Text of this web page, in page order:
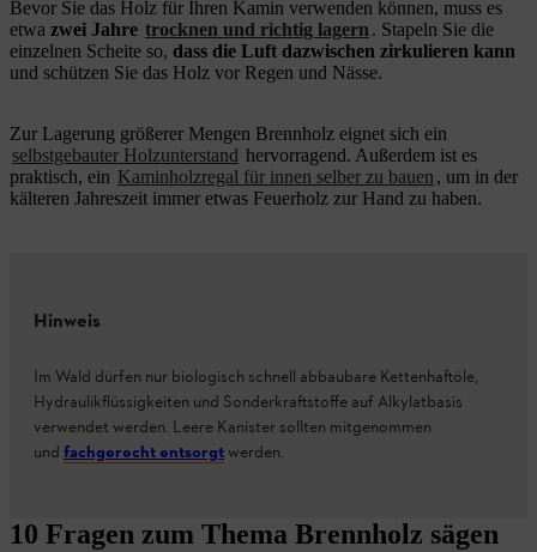
Bevor Sie das Holz für Ihren Kamin verwenden können, muss es
etwa zwei Jahre trocknen und richtig lagern . Stapeln Sie die
einzelnen Scheite so, dass die Luft dazwischen zirkulieren kann
und schützen Sie das Holz vor Regen und Nässe.
Zur Lagerung größerer Mengen Brennholz eignet sich ein
selbstgebauter Holzunterstand hervorragend. Außerdem ist es
praktisch, ein Kaminholzregal für innen selber zu bauen , um in der
kälteren Jahreszeit immer etwas Feuerholz zur Hand zu haben.
Hinweis
Im Wald dürfen nur biologisch schnell abbaubare Kettenhaftöle,
Hydraulikflüssigkeiten und Sonderkraftstoffe auf Alkylatbasis
verwendet werden. Leere Kanister sollten mitgenommen
und fachgerecht entsorgt werden.
10 Fragen zum Thema Brennholz sägen